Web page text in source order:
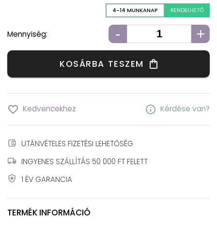
4-14 MUNKANAP RENDELHETŐ
Mennyiség: - +
KOSÁRBA TESZEM shopping_bag
favorite_border Kedvencekhez info Kérdése van?
account_balance_wallet UTÁNVÉTELES FIZETÉSI LEHETŐSÉG
local_shipping INGYENES SZÁLLÍTÁS 50 000 FT FELETT
local_police 1 ÉV GARANCIA
TERMÉK INFORMÁCIÓ